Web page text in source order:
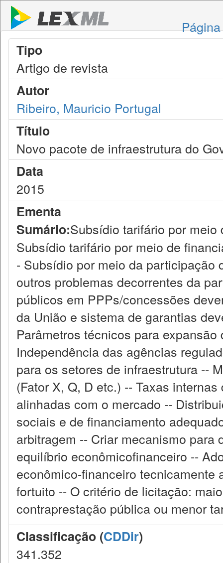
Tipo
Artigo de revista
Autor
Ribeiro, Mauricio Portugal
Título
Novo pacote de infraestrutura do
Data
2015
Ementa
Sumário:Subsídio tarifário por
Subsídio tarifário por meio de
- Subsídio por meio da
outros problemas decorrentes da
públicos em PPPs/concessões
da União e sistema de garantias
Parâmetros técnicos para
Independência das agências
para os setores de infraestrutura --
(Fator X, Q, D etc.) -- Taxas
alinhadas com o mercado --
sociais e de financiamento
arbitragem -- Criar mecanismo
equilíbrio econômicofinanceiro --
econômico-financeiro tecnicamente
fortuito -- O critério de licitação:
contraprestação pública ou menor
Classificação (CDDir)
341.352